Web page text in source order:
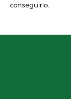
conseguirlo.